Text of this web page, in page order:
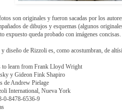
son originales y fueron sacadas por los
de dibujos y esquemas (algunos
expuesto queda probado con imágenes concisas.
diseño de Rizzoli es, como acostumbran, de
to learn from Frank Lloyd Wright
y Gideon Fink Shapiro
de Andrew Pielage
International, Nueva York
0-8478-6536-9